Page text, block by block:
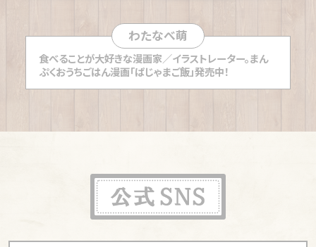
なる長崎・賑町の角打ち
【長崎「荒木酒店」】「皆勤賞」の常連客たちで連日連夜
賑わう長崎・宝町の角打ち
【蔵前「角打ちフタバ」】近所の住人が「まるで家飲み感
【神戸「森下酒店」】震災で深まった客同士の絆がつい
【東京「大林酒店」】再開発の風景前に3代目主人が43
年の歴史紡ぐ東池袋の角打ち
【広島「てらや」】鯉の街で育った兄妹が再開 「目指し
わたなべ萌
食べることが大好きな漫画家／イラストレーター。まん
ぷくおうちごはん漫画「ぱじゃまご飯」発売中！